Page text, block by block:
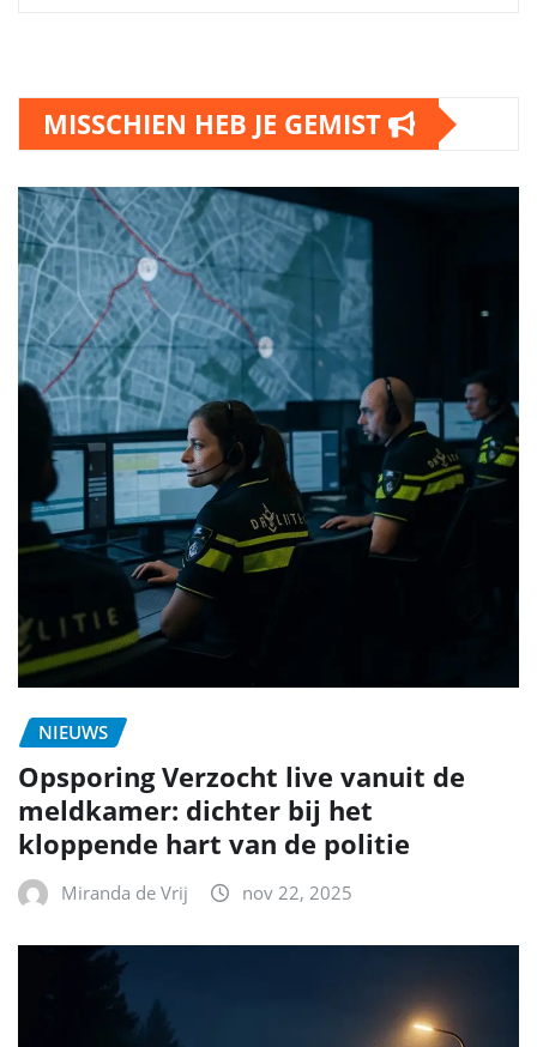
MISSCHIEN HEB JE GEMIST
NIEUWS
Opsporing Verzocht live vanuit de
meldkamer: dichter bij het
kloppende hart van de politie
Miranda de Vrij nov 22, 2025